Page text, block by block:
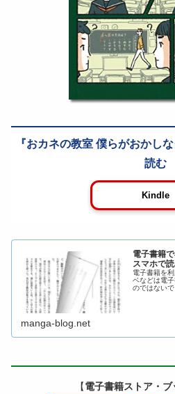
おカネの教室 僕らがおかし
Kindle
電子書籍
スマホで
電子書籍を
ベなどは電
のではない
manga-blog.net
【 電子書籍ストア・